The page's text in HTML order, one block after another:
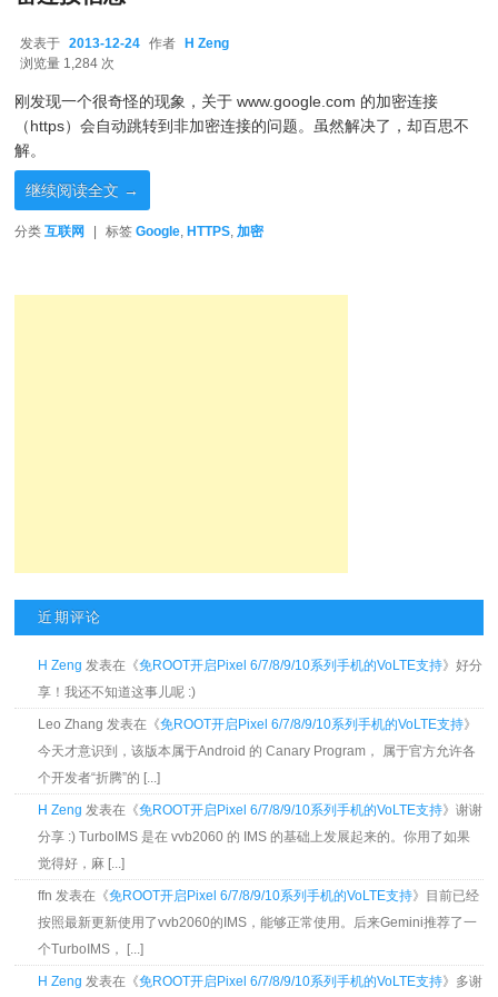
发表于 2013-12-24 作者 H Zeng
浏览量 1,284 次
刚发现一个很奇怪的现象，关于 www.google.com 的加密连接
（https）会自动跳转到非加密连接的问题。虽然解决了，却百思不
解。
继续阅读全文 →
分类 互联网 | 标签 Google,HTTPS,加密
近期评论
H Zeng 发表在《免ROOT开启Pixel 6/7/8/9/10系列手机的VoLTE支持》好分
享！我还不知道这事儿呢 :)
Leo Zhang 发表在《免ROOT开启Pixel 6/7/8/9/10系列手机的VoLTE支持》
今天才意识到，该版本属于Android 的 Canary Program， 属于官方允许各
个开发者“折腾”的 [...]
H Zeng 发表在《免ROOT开启Pixel 6/7/8/9/10系列手机的VoLTE支持》谢谢
分享 :) TurboIMS 是在 vvb2060 的 IMS 的基础上发展起来的。你用了如果
觉得好，麻 [...]
ffn 发表在《免ROOT开启Pixel 6/7/8/9/10系列手机的VoLTE支持》目前已经
按照最新更新使用了vvb2060的IMS，能够正常使用。后来Gemini推荐了一
个TurboIMS， [...]
H Zeng 发表在《免ROOT开启Pixel 6/7/8/9/10系列手机的VoLTE支持》多谢